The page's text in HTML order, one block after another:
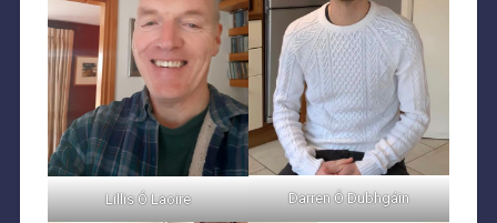
Lillis Ó Laoire Darren Ó Dubhgáin